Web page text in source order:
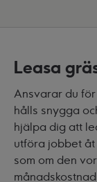
Leasa
Ansvarar du
hålls snygga
hjälpa dig att
utföra jobbet
som om den